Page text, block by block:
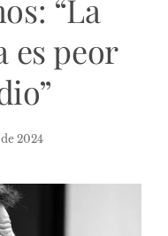
“La
es peor
2024